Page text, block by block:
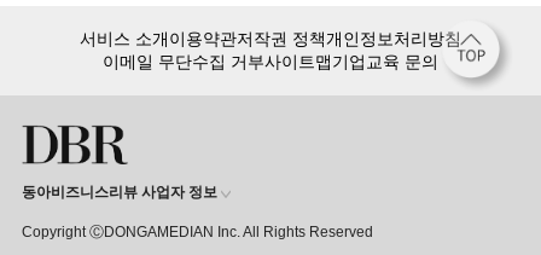
서비스 소개이용약관저작권 정책개인정보처리방침
이메일 무단수집 거부사이트맵기업교육 문의
동아비즈니스리뷰 사업자 정보
Copyright ⒸDONGAMEDIAN Inc. All Rights Reserved